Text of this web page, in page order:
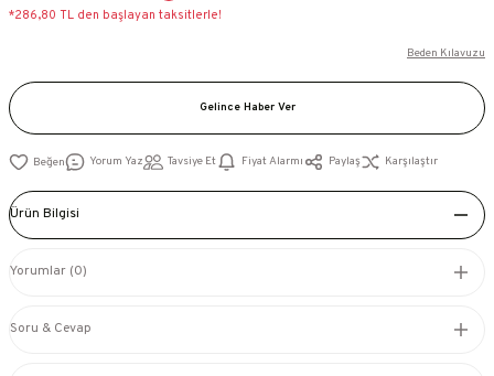
*286,80 TL den başlayan taksitlerle!
Beden Kılavuzu
Gelince Haber Ver
Yorum Yaz Tavsiye Et Fiyat Alarmı Paylaş Karşılaştır
Ürün Bilgisi
Yorumlar (0)
Soru & Cevap